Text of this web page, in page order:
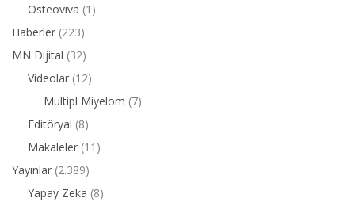
Osteoviva (1)
Haberler (223)
MN Dijital (32)
Videolar (12)
Multipl Miyelom (7)
Editöryal (8)
Makaleler (11)
Yayınlar (2.389)
Yapay Zeka (8)